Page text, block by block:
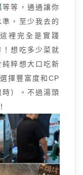
等等，通通讓你
，至少我去的
裡完全是實踐
想吃多少菜就
粹想大口吃新
擇豐富度和CP
）。不過湯頭